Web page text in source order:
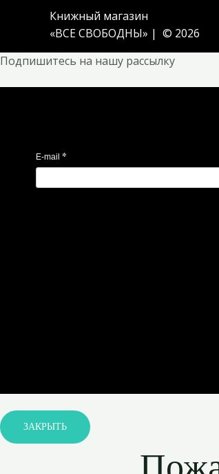
Книжный магазин
«ВСЕ СВОБОДНЫ» | © 2026
Подпишитесь на нашу рассылку
E-mail *
ЗАКРЫТЬ